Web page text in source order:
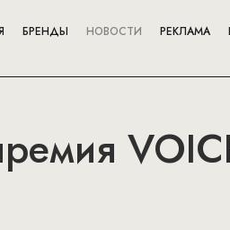
БРЕНДЫ НОВОСТИ РЕКЛАМА